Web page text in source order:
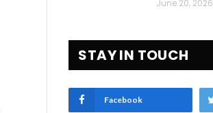
June 20, 2026
STAY IN TOUCH
Facebook